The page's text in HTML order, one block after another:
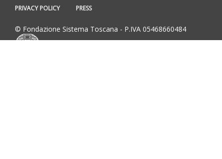
PRIVACY POLICY PRESS
© Fondazione Sistema Toscana - P.IVA 05468660484